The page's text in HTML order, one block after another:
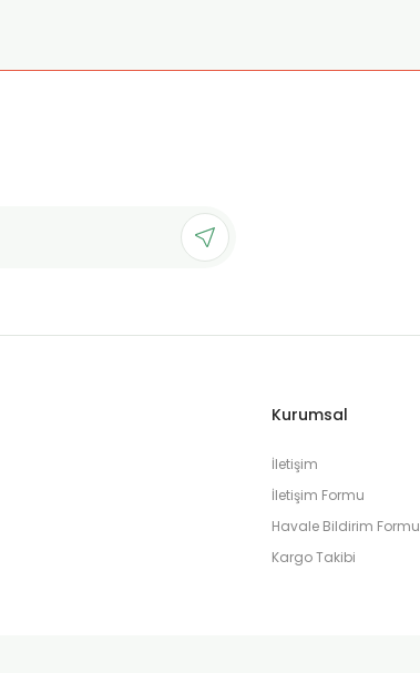
Kurumsal
İletişim
İletişim Formu
Havale Bildirim Formu
Kargo Takibi